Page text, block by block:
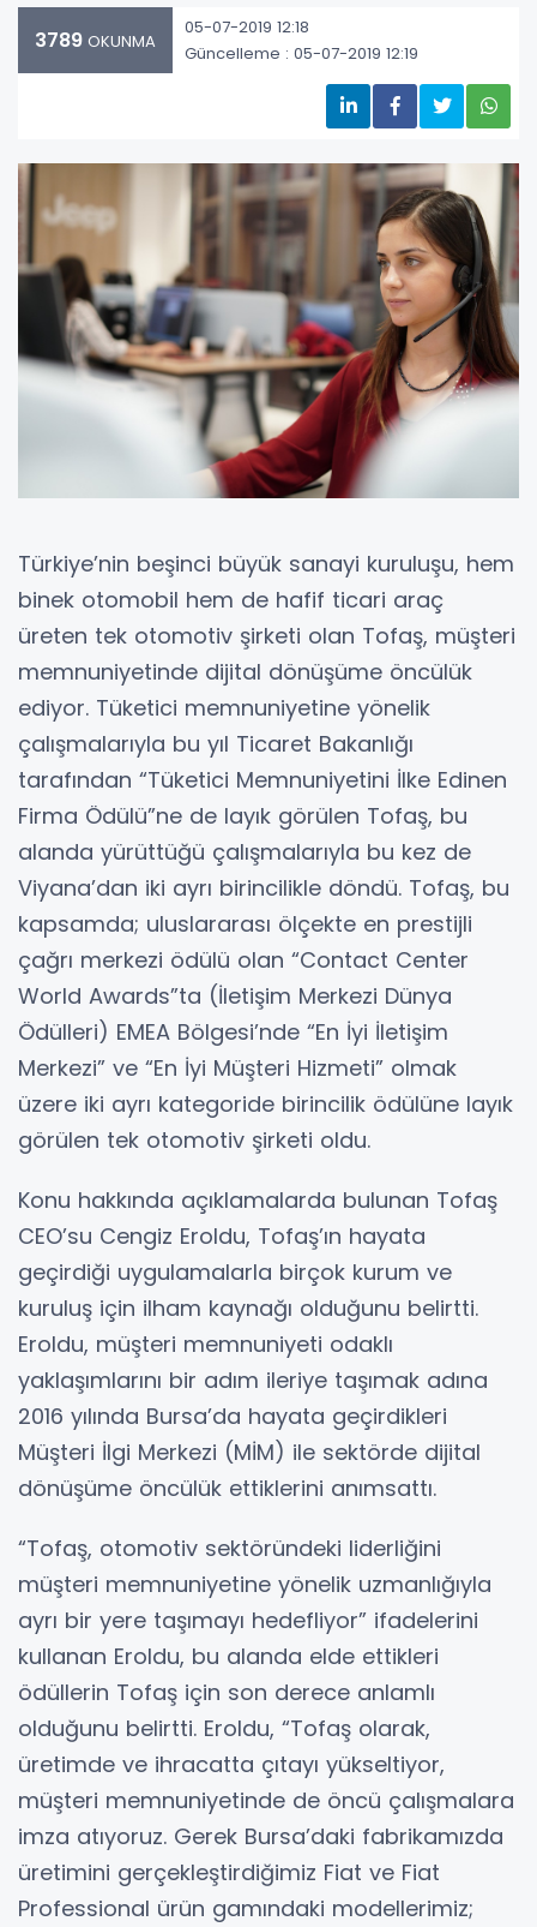
3789 OKUNMA
05-07-2019 12:18
Güncelleme : 05-07-2019 12:19
Türkiye’nin beşinci büyük sanayi kuruluşu, hem
binek otomobil hem de hafif ticari araç
üreten tek otomotiv şirketi olan Tofaş, müşteri
memnuniyetinde dijital dönüşüme öncülük
ediyor. Tüketici memnuniyetine yönelik
çalışmalarıyla bu yıl Ticaret Bakanlığı
tarafından “Tüketici Memnuniyetini İlke Edinen
Firma Ödülü”ne de layık görülen Tofaş, bu
alanda yürüttüğü çalışmalarıyla bu kez de
Viyana’dan iki ayrı birincilikle döndü. Tofaş, bu
kapsamda; uluslararası ölçekte en prestijli
çağrı merkezi ödülü olan “Contact Center
World Awards”ta (İletişim Merkezi Dünya
Ödülleri) EMEA Bölgesi’nde “En İyi İletişim
Merkezi” ve “En İyi Müşteri Hizmeti” olmak
üzere iki ayrı kategoride birincilik ödülüne layık
görülen tek otomotiv şirketi oldu.
Konu hakkında açıklamalarda bulunan Tofaş
CEO’su Cengiz Eroldu, Tofaş’ın hayata
geçirdiği uygulamalarla birçok kurum ve
kuruluş için ilham kaynağı olduğunu belirtti.
Eroldu, müşteri memnuniyeti odaklı
yaklaşımlarını bir adım ileriye taşımak adına
2016 yılında Bursa’da hayata geçirdikleri
Müşteri İlgi Merkezi (MİM) ile sektörde dijital
dönüşüme öncülük ettiklerini anımsattı.
“Tofaş, otomotiv sektöründeki liderliğini
müşteri memnuniyetine yönelik uzmanlığıyla
ayrı bir yere taşımayı hedefliyor” ifadelerini
kullanan Eroldu, bu alanda elde ettikleri
ödüllerin Tofaş için son derece anlamlı
olduğunu belirtti. Eroldu, “Tofaş olarak,
üretimde ve ihracatta çıtayı yükseltiyor,
müşteri memnuniyetinde de öncü çalışmalara
imza atıyoruz. Gerek Bursa’daki fabrikamızda
üretimini gerçekleştirdiğimiz Fiat ve Fiat
Professional ürün gamındaki modellerimiz;